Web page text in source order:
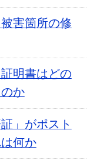
害箇所の修
明書はどの
か
」がポスト
何か